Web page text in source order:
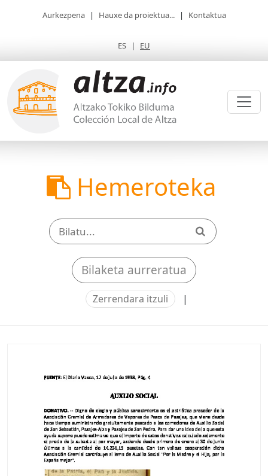
Aurkezpena | Hauxe da proiektua... | Kontaktua
ES | EU
Hemeroteka
Bilaketa aurreratua
Zerrendara itzuli |